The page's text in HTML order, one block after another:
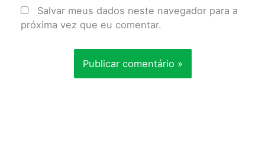
Salvar meus dados neste navegador para a
próxima vez que eu comentar.